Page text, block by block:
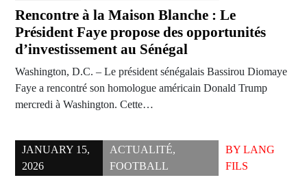
Rencontre à la Maison Blanche : Le
Président Faye propose des opportunités
d’investissement au Sénégal
Washington, D.C. – Le président sénégalais Bassirou Diomaye
Faye a rencontré son homologue américain Donald Trump
mercredi à Washington. Cette…
JANUARY 15,
2026
ACTUALITÉ,
FOOTBALL
BY LANG
FILS